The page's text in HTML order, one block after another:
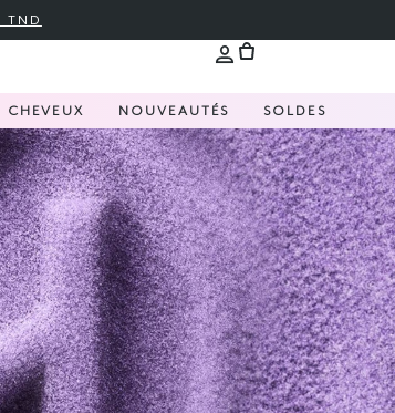
TND
CHEVEUX NOUVEAUTÉS SOLDES